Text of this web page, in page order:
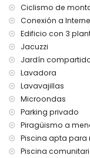
Instalaciones y
del alquiler
jacuzzi exterior
Instalaciones/
zona de fitness
Entretenimiento y
en San Juan de los
paseo
parque
la casa)
Ciclismo de
Conexión a
Edificio con 3
Jacuzzi
Jardín
Lavadora
Lavavajillas
Microondas
Parking privado
Piragüismo a
Piscina apta para
Piscina